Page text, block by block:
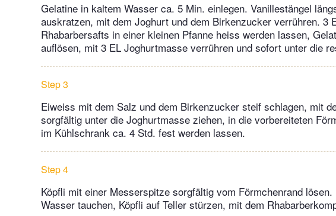
Gelatine in kaltem Wasser ca. 5 Min. einlegen. Vanillestängel
auskratzen, mit dem Joghurt und dem Birkenzucker verrühren. 3
Rhabarbersafts in einer kleinen Pfanne heiss werden lassen,
auflösen, mit 3 EL Joghurtmasse verrühren und sofort unter die
Step 3
Eiweiss mit dem Salz und dem Birkenzucker steif schlagen, mit
sorgfältig unter die Joghurtmasse ziehen, in die vorbereiteten
im Kühlschrank ca. 4 Std. fest werden lassen.
Step 4
Köpfli mit einer Messerspitze sorgfältig vom Förmchenrand
Wasser tauchen, Köpfli auf Teller stürzen, mit dem